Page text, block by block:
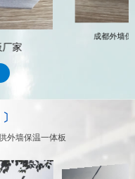
厂家
成都外墙保
外墙保温一体板